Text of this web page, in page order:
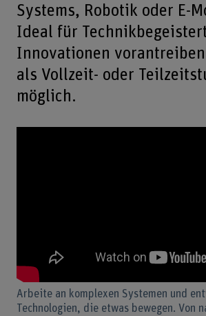
Systems, Robotik oder E-
Ideal für
Innovationen
als Vollzeit- oder
möglich.
Arbeite an komplexen Systemen und
Technologien, die etwas bewegen. Von